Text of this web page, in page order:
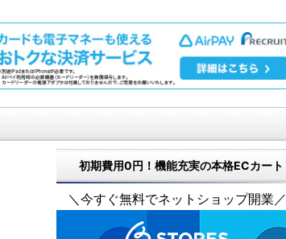
初期費用0円！機能充実の本格ECカート
＼今すぐ無料でネットショップ開業／